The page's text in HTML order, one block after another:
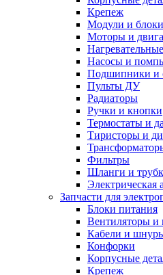
Крепеж
Модули и
Моторы и
Насосы и
Подшипники и
Пульты ДУ
Радиаторы
Ручки и кнопки
Термостаты и
Тиристоры и
Фильтры
Шланги и
Электрическая
Запчасти для
Блоки питания
Вентиляторы и
Кабели и
Конфорки
Корпусные
Крепеж